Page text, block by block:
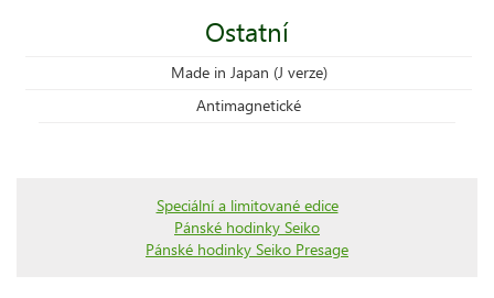
Ostatní
Made in Japan (J verze)
Antimagnetické
Speciální a limitované edice
Pánské hodinky Seiko
Pánské hodinky Seiko Presage